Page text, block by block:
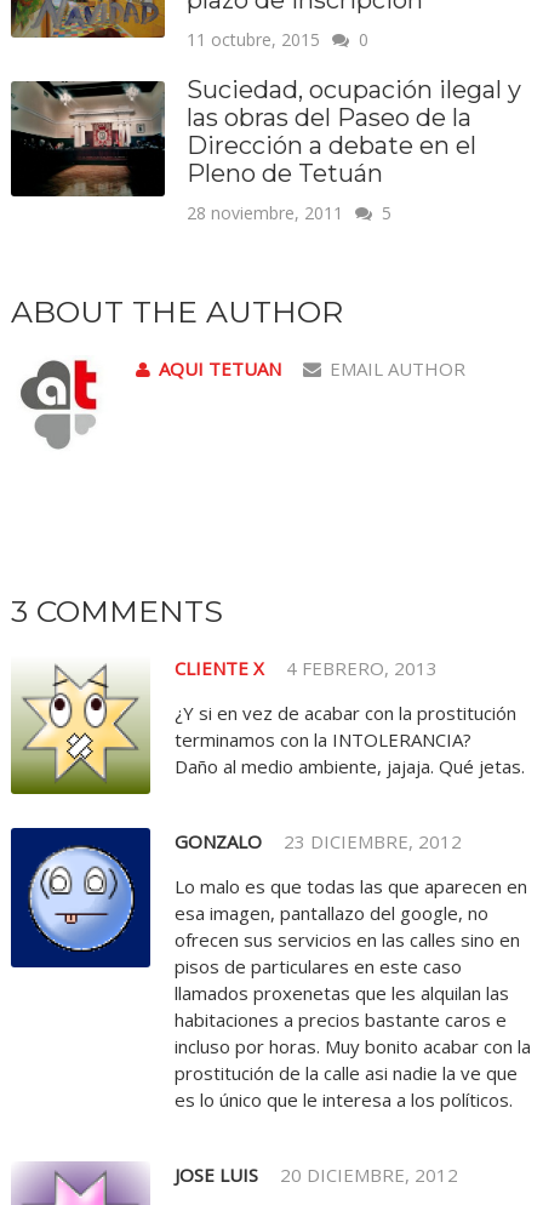
11 octubre, 2015 0
Suciedad, ocupación ilegal y
las obras del Paseo de la
Dirección a debate en el
Pleno de Tetuán
28 noviembre, 2011 5
ABOUT THE AUTHOR
AQUI TETUAN EMAIL AUTHOR
3 COMMENTS
CLIENTE X
4 FEBRERO, 2013
¿Y si en vez de acabar con la prostitución
terminamos con la INTOLERANCIA?
Daño al medio ambiente, jajaja. Qué jetas.
GONZALO
23 DICIEMBRE, 2012
Lo malo es que todas las que aparecen en
esa imagen, pantallazo del google, no
ofrecen sus servicios en las calles sino en
pisos de particulares en este caso
llamados proxenetas que les alquilan las
habitaciones a precios bastante caros e
incluso por horas. Muy bonito acabar con la
prostitución de la calle asi nadie la ve que
es lo único que le interesa a los políticos.
JOSE LUIS
20 DICIEMBRE, 2012